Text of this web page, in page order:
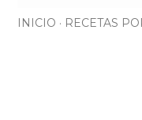
INICIO RECETAS